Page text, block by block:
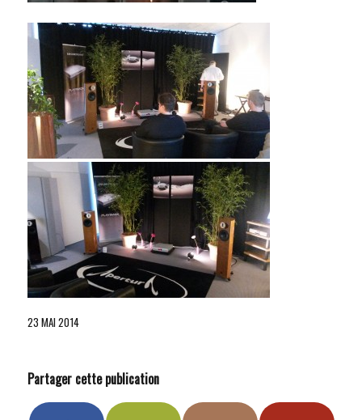
23 MAI 2014
Partager cette publication